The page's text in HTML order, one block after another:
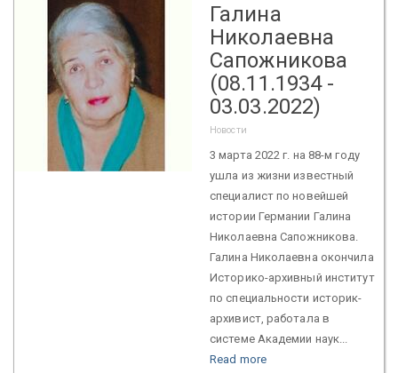
Галина
Николаевна
Сапожникова
(08.11.1934 -
03.03.2022)
Новости
3 марта 2022 г. на 88-м году
ушла из жизни известный
специалист по новейшей
истории Германии Галина
Николаевна Сапожникова.
Галина Николаевна окончила
Историко-архивный институт
по специальности историк-
архивист, работала в
системе Академии наук...
Read more